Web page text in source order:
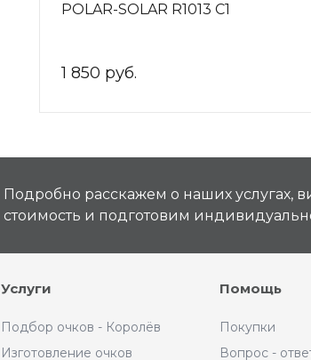
POLAR-SOLAR R1013 C1
1 850 руб.
Подробно расскажем о наших услугах,
стоимость и подготовим
Услуги
Подбор очков - Королёв
Изготовление очков
Помощь
Покупки
Вопрос -